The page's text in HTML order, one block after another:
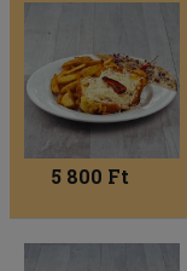
5 800 Ft